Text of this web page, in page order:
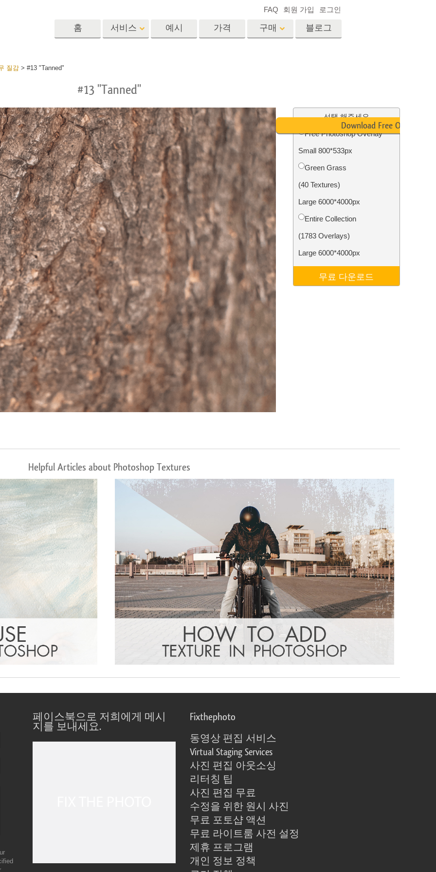
홈 서비스
편집 서비스 AI로 생성된 의류 모델 이미지 조작 서비스 사진 서비스
터칭 서비스 주얼리 리터칭 서비스 AI 훈련 데이터 Video Editing Services
예시 가격 구매
프리셋
렉션
포토샵 액션
포토샵 오버레이
포토샵 텍스처
Ps Actions 전체 컬렉션
Ps 오버레이 전체 컬렉
션
발렌타인 데이 카드
결혼식 초대장
어린이 생일 초대장
블로그
FAQ 회원 가입 로그인
질감> #13 "Tanned"
#13 "Tanned"
선택 해주세요
Free Photoshop Overlay
Small 800*533px
Green Grass
(40 Textures)
Large 6000*4000px
Entire Collection
(1783 Overlays)
Large 6000*4000px
무료 다운로드
Download Free Overlay
Helpful Articles about Photoshop Textures
페이스북으로 저희에게 메시
지를 보내세요.
Fixthephoto
동영상 편집 서비스
Virtual Staging Services
사진 편집 아웃소싱
리터칭 팁
사진 편집 무료
수정을 위한 원시 사진
무료 포토샵 액션
무료 라이트룸 사전 설정
제휴 프로그램
개인 정보 정책